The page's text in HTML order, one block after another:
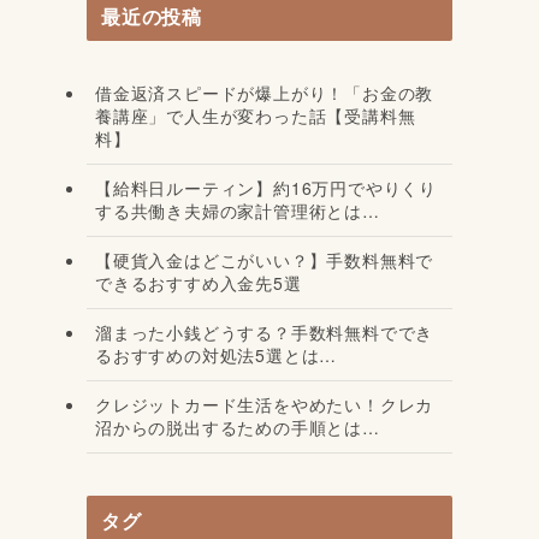
最近の投稿
借金返済スピードが爆上がり！「お金の教
養講座」で人生が変わった話【受講料無
料】
【給料日ルーティン】約16万円でやりくり
する共働き夫婦の家計管理術とは…
【硬貨入金はどこがいい？】手数料無料で
できるおすすめ入金先5選
溜まった小銭どうする？手数料無料ででき
るおすすめの対処法5選とは…
クレジットカード生活をやめたい！クレカ
沼からの脱出するための手順とは…
タグ